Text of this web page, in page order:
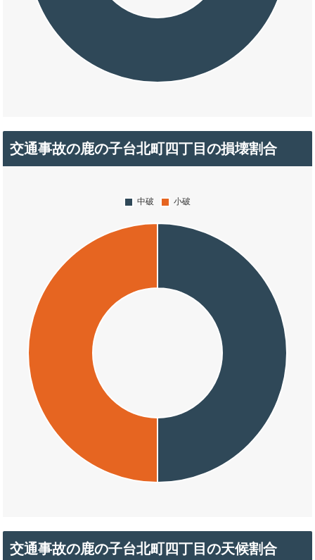
交通事故の鹿の子台北町四丁目の損壊割合
交通事故の鹿の子台北町四丁目の天候割合